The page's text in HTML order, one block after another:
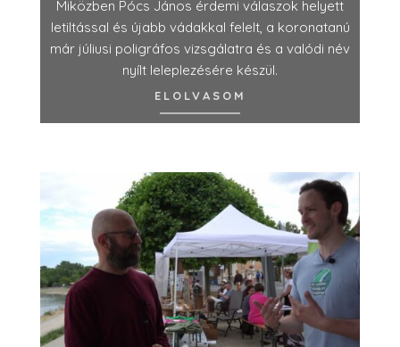
Miközben Pócs János érdemi válaszok helyett
letiltással és újabb vádakkal felelt, a koronatanú
már júliusi poligráfos vizsgálatra és a valódi név
nyílt leleplezésére készül.
ELOLVASOM